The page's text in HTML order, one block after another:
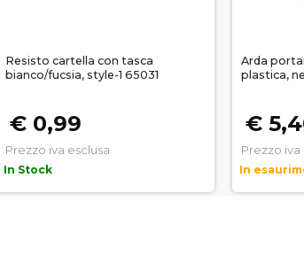
Resisto cartella con tasca
bianco/fucsia, style-1 65031
€ 0,99
Prezzo iva esclusa
In Stock
Arda
plastica,
€
Prezzo iva
In